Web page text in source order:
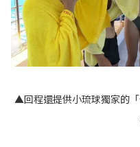
▲回程還提供小琉球獨家的